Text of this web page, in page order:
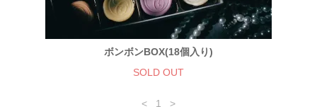
ボンボンBOX(18個入り)
SOLD OUT
< 1 >